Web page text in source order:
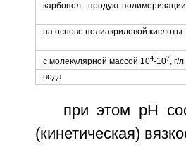
карбопол - продукт полимеризации
на основе полиакриловой кислоты
с молекулярной массой 104-107, г/л
вода
при этом рН
(кинетическая)